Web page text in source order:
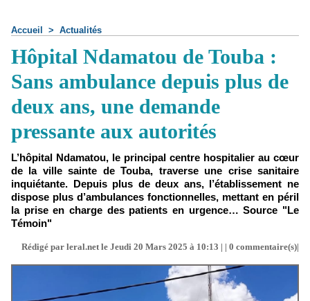
Accueil > Actualités
Hôpital Ndamatou de Touba :
Sans ambulance depuis plus de
deux ans, une demande
pressante aux autorités
L’hôpital Ndamatou, le principal centre hospitalier au cœur
de la ville sainte de Touba, traverse une crise sanitaire
inquiétante. Depuis plus de deux ans, l’établissement ne
dispose plus d’ambulances fonctionnelles, mettant en péril
la prise en charge des patients en urgence… Source "Le
Témoin"
Rédigé par leral.net le Jeudi 20 Mars 2025 à 10:13 | | 0 commentaire(s)|